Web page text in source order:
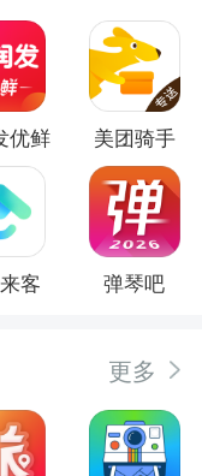
优鲜 美团骑手
客 弹琴吧
更多